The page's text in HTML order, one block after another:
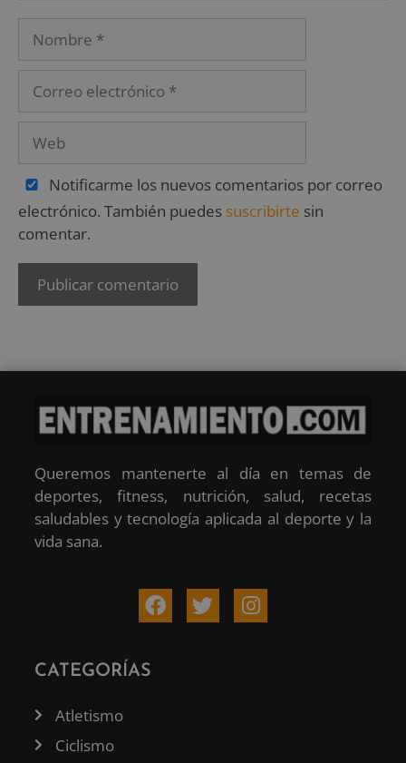
Notificarme los nuevos comentarios por correo
electrónico. También puedes suscribirte sin
comentar.
Queremos mantenerte al día en temas de
deportes, fitness, nutrición, salud, recetas
saludables y tecnología aplicada al deporte y la
vida sana.
CATEGORÍAS
Atletismo
Ciclismo